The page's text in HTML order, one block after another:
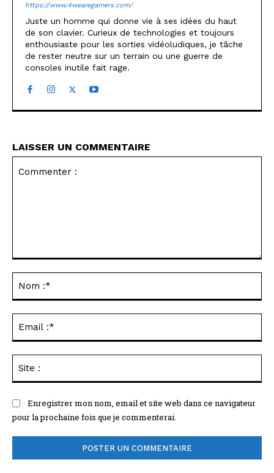
https://www.4wearegamers.com/
Juste un homme qui donne vie à ses idées du haut
de son clavier. Curieux de technologies et toujours
enthousiaste pour les sorties vidéoludiques, je tâche
de rester neutre sur un terrain ou une guerre de
consoles inutile fait rage.
LAISSER UN COMMENTAIRE
Enregistrer mon nom, email et site web dans ce navigateur
pour la prochaine fois que je commenterai.